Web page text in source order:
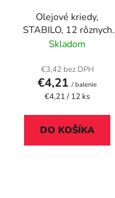
Olejové kriedy,
STABILO, 12 rôznych
farieb
Skladom
€3,42 bez DPH
€4,21 / balenie
Jednotková
€4,21 / 12 ks
DO KOŠÍKA